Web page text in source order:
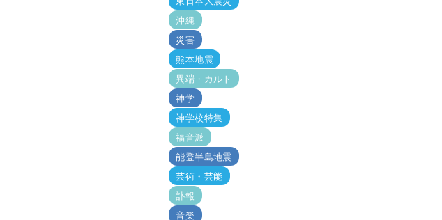
沖縄
災害
熊本地震
異端・カルト
神学
神学校特集
福音派
能登半島地震
芸術・芸能
訃報
音楽